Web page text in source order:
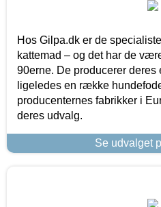
Hos Gilpa.dk er de
kattemad – og det har de
90erne. De producerer deres
ligeledes en række
producenternes fabrikker i
deres udvalg.
Se udvalget